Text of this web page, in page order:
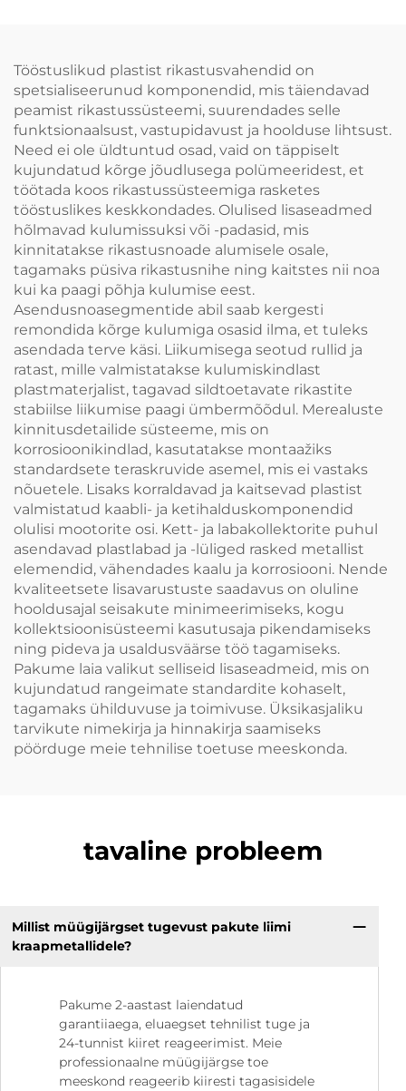
Tööstuslikud plastist rikastusvahendid on
spetsialiseerunud komponendid, mis täiendavad
peamist rikastussüsteemi, suurendades selle
funktsionaalsust, vastupidavust ja hoolduse lihtsust.
Need ei ole üldtuntud osad, vaid on täppiselt
kujundatud kõrge jõudlusega polümeeridest, et
töötada koos rikastussüsteemiga rasketes
tööstuslikes keskkondades. Olulised lisaseadmed
hõlmavad kulumissuksi või -padasid, mis
kinnitatakse rikastusnoade alumisele osale,
tagamaks püsiva rikastusnihe ning kaitstes nii noa
kui ka paagi põhja kulumise eest.
Asendusnoasegmentide abil saab kergesti
remondida kõrge kulumiga osasid ilma, et tuleks
asendada terve käsi. Liikumisega seotud rullid ja
ratast, mille valmistatakse kulumiskindlast
plastmaterjalist, tagavad sildtoetavate rikastite
stabiilse liikumise paagi ümbermõõdul. Merealuste
kinnitusdetailide süsteeme, mis on
korrosioonikindlad, kasutatakse montaažiks
standardsete teraskruvide asemel, mis ei vastaks
nõuetele. Lisaks korraldavad ja kaitsevad plastist
valmistatud kaabli- ja ketihalduskomponendid
olulisi mootorite osi. Kett- ja labakollektorite puhul
asendavad plastlabad ja -lüliged rasked metallist
elemendid, vähendades kaalu ja korrosiooni. Nende
kvaliteetsete lisavarustuste saadavus on oluline
hooldusajal seisakute minimeerimiseks, kogu
kollektsioonisüsteemi kasutusaja pikendamiseks
ning pideva ja usaldusväärse töö tagamiseks.
Pakume laia valikut selliseid lisaseadmeid, mis on
kujundatud rangeimate standardite kohaselt,
tagamaks ühilduvuse ja toimivuse. Üksikasjaliku
tarvikute nimekirja ja hinnakirja saamiseks
pöörduge meie tehnilise toetuse meeskonda.
tavaline probleem
Millist müügijärgset tugevust pakute liimi
kraapmetallidele?
Pakume 2-aastast laiendatud
garantiiaega, eluaegset tehnilist tuge ja
24-tunnist kiiret reageerimist. Meie
professionaalne müügijärgse toe
meeskond reageerib kiiresti tagasisidele